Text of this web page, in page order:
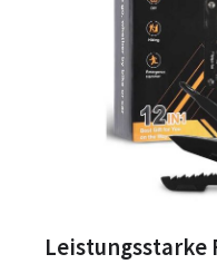
Leistungsstarke